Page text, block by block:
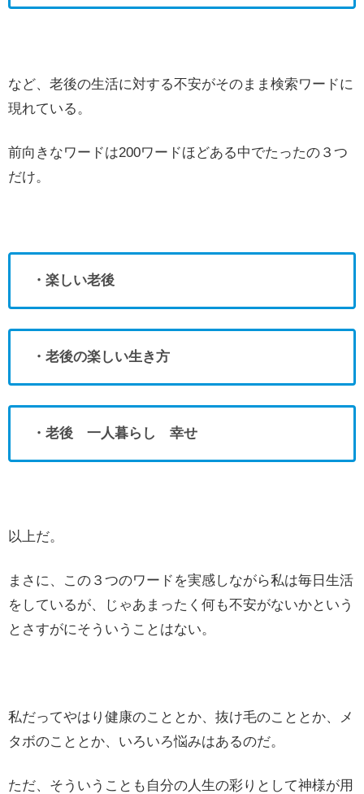
など、老後の生活に対する不安がそのまま検索ワードに
現れている。
前向きなワードは200ワードほどある中でたったの３つ
だけ。
・楽しい老後
・老後の楽しい生き方
・老後 一人暮らし 幸せ
以上だ。
まさに、この３つのワードを実感しながら私は毎日生活
をしているが、じゃあまったく何も不安がないかという
とさすがにそういうことはない。
私だってやはり健康のこととか、抜け毛のこととか、メ
タボのこととか、いろいろ悩みはあるのだ。
ただ、そういうことも自分の人生の彩りとして神様が用